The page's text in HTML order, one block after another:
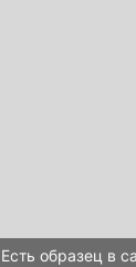
Есть образец в